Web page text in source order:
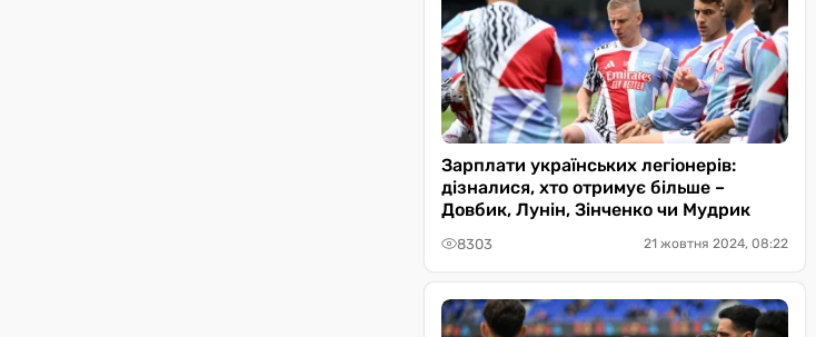
Зарплати українських легіонерів:
дізналися, хто отримує більше –
Довбик, Лунін, Зінченко чи Мудрик
8303 21 жовтня 2024, 08:22